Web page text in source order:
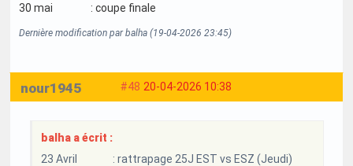
30 mai : coupe finale
Dernière modification par balha (19-04-2026 23:45)
#48 20-04-2026 10:38
nour1945
balha a écrit :
23 Avril : rattrapage 25J EST vs ESZ (Jeudi)